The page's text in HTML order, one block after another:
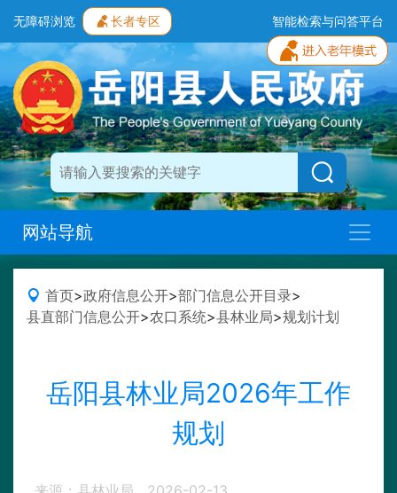
无障碍浏览 长者专区 智能检索与问答平台
网站导航
首页>政府信息公开>部门信息公开目录>
县直部门信息公开>农口系统>县林业局>规划计划
岳阳县林业局2026年工作
规划